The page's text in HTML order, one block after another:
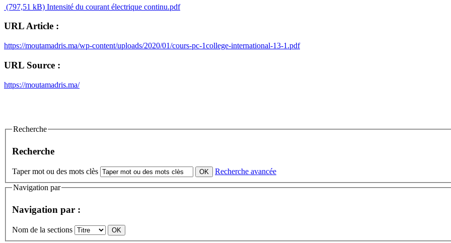
(797,51 kB) Intensité du courant électrique continu.pdf
URL Article :
https://moutamadris.ma/wp-content/uploads/2020/01/cours-pc-1college-international-13-1.pdf
URL Source :
https://moutamadris.ma/
Recherche
Recherche
Taper mot ou des mots clès
Recherche avancée
Navigation par
Navigation par :
Nom de la sections